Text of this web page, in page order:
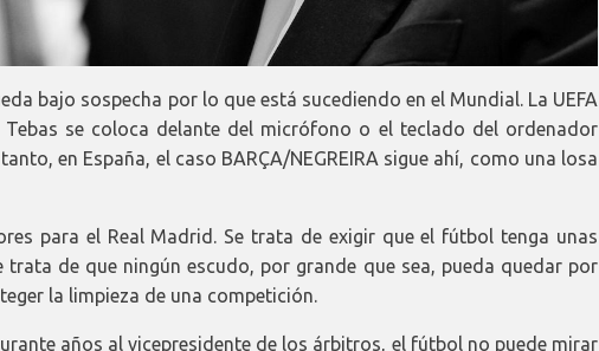
bajo sospecha por lo que está sucediendo en el Mundial. La UEFA
Tebas se coloca delante del micrófono o el teclado del ordenador
en España, el caso BARÇA/NEGREIRA sigue ahí, como una losa
para el Real Madrid. Se trata de exigir que el fútbol tenga unas
trata de que ningún escudo, por grande que sea, pueda quedar por
la limpieza de una competición.
años al vicepresidente de los árbitros, el fútbol no puede mirar